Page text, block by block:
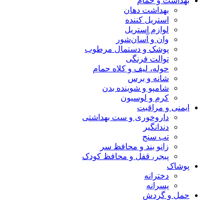
بهداشت دهان
استریل کننده
لوازم استریل
وان و آسان‌شور
پوشک و دستمال مرطوب
توالت فرنگی
حوله، لیف و کلاه حمام
شانه و برس
شامپو و شوینده بدن
کرم و لوسیون
ایمنی و مراقبت
داروخوری و ست بهداشتی
دندانگیر
تب‌ سنج
زانو بند و محافظ سر
پیجر، قفل و محافظ کودک
پوشاک
دخترانه
پسرانه
حمل و گردش